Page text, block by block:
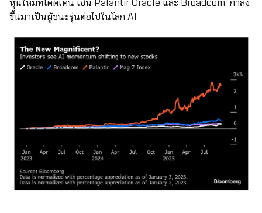
ขึ้นมาเป็นผู้ชนะรุ่นต่อไปในโลก AI